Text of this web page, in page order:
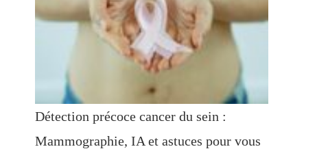
Détection précoce cancer du sein :
Mammographie, IA et astuces pour vous